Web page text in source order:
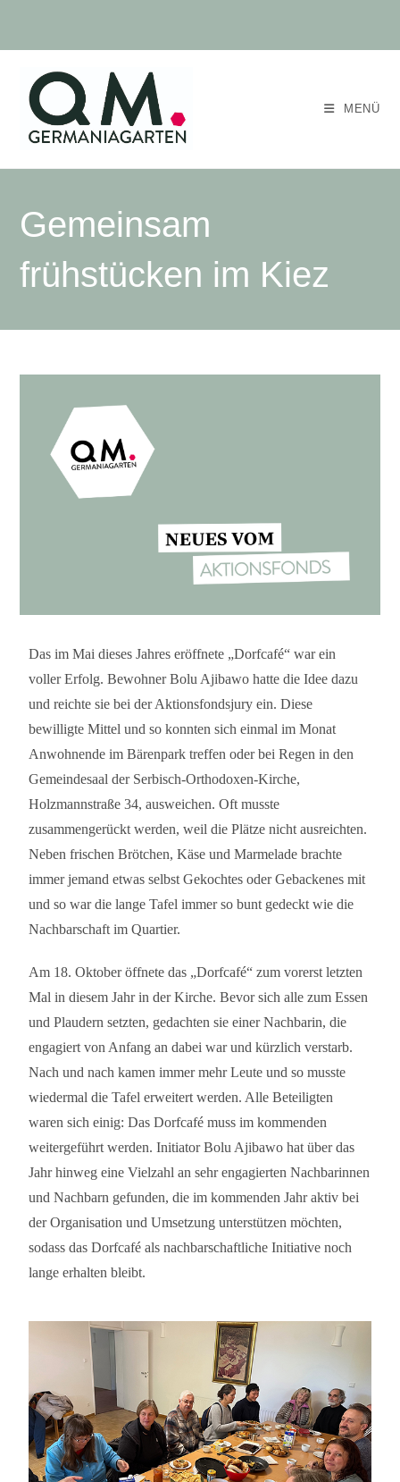
MENÜ
Gemeinsam
frühstücken im Kiez
Das im Mai dieses Jahres eröffnete „Dorfcafé“ war ein
voller Erfolg. Bewohner Bolu Ajibawo hatte die Idee dazu
und reichte sie bei der Aktionsfondsjury ein. Diese
bewilligte Mittel und so konnten sich einmal im Monat
Anwohnende im Bärenpark treffen oder bei Regen in den
Gemeindesaal der Serbisch-Orthodoxen-Kirche,
Holzmannstraße 34, ausweichen. Oft musste
zusammengerückt werden, weil die Plätze nicht ausreichten.
Neben frischen Brötchen, Käse und Marmelade brachte
immer jemand etwas selbst Gekochtes oder Gebackenes mit
und so war die lange Tafel immer so bunt gedeckt wie die
Nachbarschaft im Quartier.
Am 18. Oktober öffnete das „Dorfcafé“ zum vorerst letzten
Mal in diesem Jahr in der Kirche. Bevor sich alle zum Essen
und Plaudern setzten, gedachten sie einer Nachbarin, die
engagiert von Anfang an dabei war und kürzlich verstarb.
Nach und nach kamen immer mehr Leute und so musste
wiedermal die Tafel erweitert werden. Alle Beteiligten
waren sich einig: Das Dorfcafé muss im kommenden
weitergeführt werden. Initiator Bolu Ajibawo hat über das
Jahr hinweg eine Vielzahl an sehr engagierten Nachbarinnen
und Nachbarn gefunden, die im kommenden Jahr aktiv bei
der Organisation und Umsetzung unterstützen möchten,
sodass das Dorfcafé als nachbarschaftliche Initiative noch
lange erhalten bleibt.